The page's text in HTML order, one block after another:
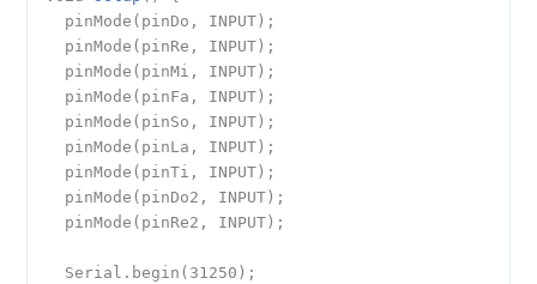
  pinMode(pinDo, INPUT);
  pinMode(pinRe, INPUT);
  pinMode(pinMi, INPUT);
  pinMode(pinFa, INPUT);
  pinMode(pinSo, INPUT);
  pinMode(pinLa, INPUT);
  pinMode(pinTi, INPUT);
  pinMode(pinDo2, INPUT);
  pinMode(pinRe2, INPUT);
  Serial.begin(31250);